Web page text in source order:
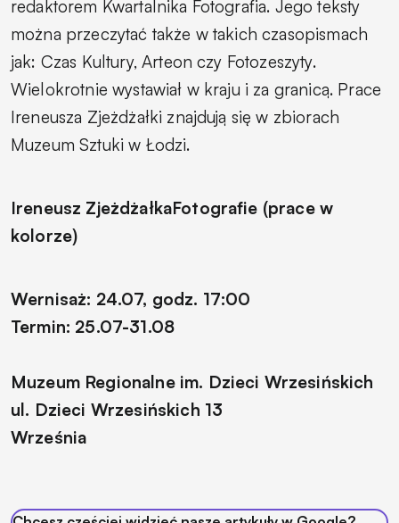
redaktorem Kwartalnika Fotografia. Jego teksty
można przeczytać także w takich czasopismach
jak: Czas Kultury, Arteon czy Fotozeszyty.
Wielokrotnie wystawiał w kraju i za granicą. Prace
Ireneusza Zjeżdżałki znajdują się w zbiorach
Muzeum Sztuki w Łodzi.
Ireneusz ZjeżdżałkaFotografie (prace w
kolorze)
Wernisaż: 24.07, godz. 17:00
Termin: 25.07-31.08
Muzeum Regionalne im. Dzieci Wrzesińskich
ul. Dzieci Wrzesińskich 13
Września